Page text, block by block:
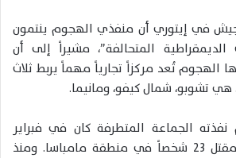
في إيتوري أن منفذي الهجوم ينتمون
المتحالفة”، مشيراً إلى أن
الهجوم تُعد مركزاً تجارياً مهماً يربط ثلاث
تشوبو، شمال كيفو، ومانيما.
الجماعة المتطرفة كان في فبراير
الماضي، وأسفر عن مقتل 23 شخصاً في منطقة مامباسا. ومنذ